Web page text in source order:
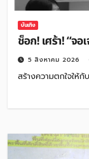
บันเทิง
ช็อก! เศร้า! “จ
5 สิงหาคม 2026
สร้างความตกใจให้กั